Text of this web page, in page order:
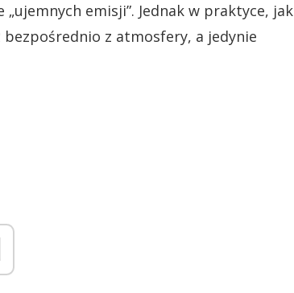
emisji”. Jednak w praktyce, jak
z atmosfery, a jedynie